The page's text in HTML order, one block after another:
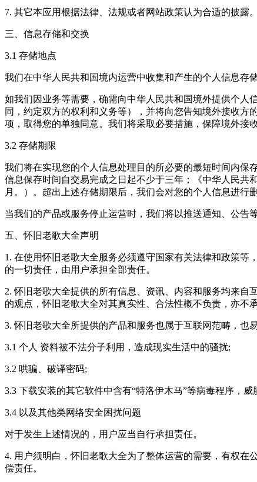
7. 其它本应用根据法律、法规或者网站政策认为合适的披露。
三、信息存储和交换
3.1 存储地点
我们在中华人民共和国境内运营中收集和产生的个人信息存
如我们因业务等需要，确需向中华人民共和国境外提供个人
同，约定双方的权利和义务等），并将向您告知境外接收
项，取得您的单独同意。我们将采取必要措施，保障境外接
3.2 存储期限
我们将在实现您的个人信息处理目的所必要的最短时间内保
信息保存时间自交易完成之日起不少于三年；《中华人民共
月。）。超出上述存储期限后，我们会对您的个人信息进行
当我们的产品或服务停止运营时，我们将以推送通知、公告
五、怀旧老歌大全声明
1. 在使用怀旧老歌大全服务必须遵守国家有关法律和政策
的一切责任，由用户承担全部责任。
2. 怀旧老歌大全提供的所有信息、资讯、内容和服务均来
的观点，怀旧老歌大全对其真实性、合法性概不负责，亦不
3. 怀旧老歌大全所提供的产品和服务也属于互联网范畴，也
3.1 个人 资料被不法分子利用，造成现实生活中的骚扰;
3.2 哄骗、破译密码;
3.3 下载安装的其它软件中含有“特洛伊木马”等病毒程序，
3.4 以及其他类网络安全困扰问题
对于发生上述情况的，用户应当自行承担责任。
4. 用户须明白，怀旧老歌大全为了整体运营的需要，有权
偿责任。